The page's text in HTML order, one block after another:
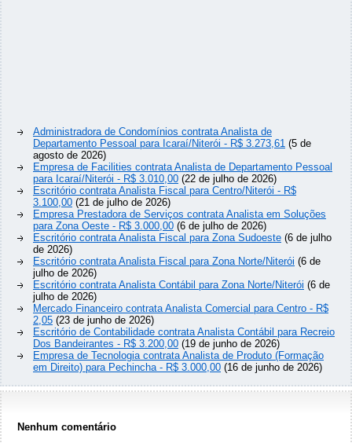
Administradora de Condomínios contrata Analista de
Departamento Pessoal para Icaraí/Niterói - R$ 3.273,61 (5 de
agosto de 2026)
Empresa de Facilities contrata Analista de Departamento Pessoal
para Icaraí/Niterói - R$ 3.010,00 (22 de julho de 2026)
Escritório contrata Analista Fiscal para Centro/Niterói - R$
3.100,00 (21 de julho de 2026)
Empresa Prestadora de Serviços contrata Analista em Soluções
para Zona Oeste - R$ 3.000,00 (6 de julho de 2026)
Escritório contrata Analista Fiscal para Zona Sudoeste (6 de julho
de 2026)
Escritório contrata Analista Fiscal para Zona Norte/Niterói (6 de
julho de 2026)
Escritório contrata Analista Contábil para Zona Norte/Niterói (6 de
julho de 2026)
Mercado Financeiro contrata Analista Comercial para Centro - R$
2,05 (23 de junho de 2026)
Escritório de Contabilidade contrata Analista Contábil para Recreio
Dos Bandeirantes - R$ 3.200,00 (19 de junho de 2026)
Empresa de Tecnologia contrata Analista de Produto (Formação
em Direito) para Pechincha - R$ 3.000,00 (16 de junho de 2026)
Nenhum comentário